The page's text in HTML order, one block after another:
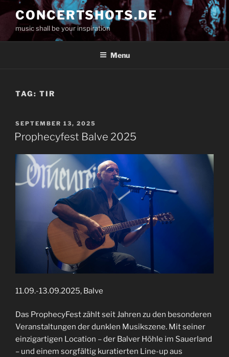
to
content
CONCERTSHOTS.DE
music shall be your inspiration
Menu
TAG: TIR
POSTED
ON
SEPTEMBER 13, 2025
Prophecyfest Balve 2025
11.09.-13.09.2025, Balve
Das ProphecyFest zählt seit Jahren zu den besonderen
Veranstaltungen der dunklen Musikszene. Mit seiner
einzigartigen Location – der Balver Höhle im Sauerland
– und einem sorgfältig kuratierten Line-up aus